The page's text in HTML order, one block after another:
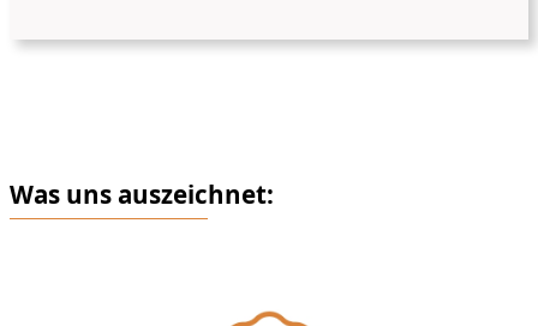
Was uns auszeichnet: